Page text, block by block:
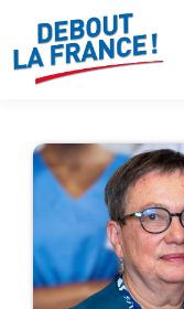
Panneau de gestion